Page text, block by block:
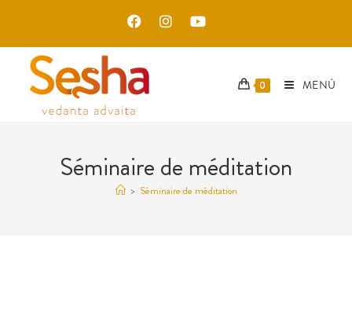
0 MENÚ
Séminaire de méditation
> Séminaire de méditation